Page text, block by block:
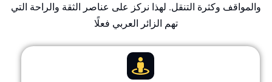
وكثرة التنقل. لهذا نركز على عناصر الثقة والراحة التي
تهم الزائر العربي فعلًا